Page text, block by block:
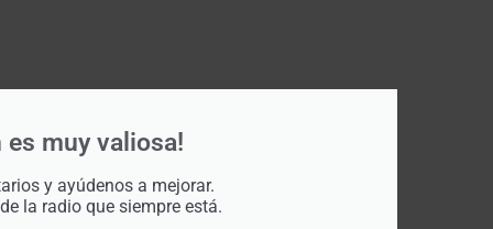
es muy valiosa!
y ayúdenos a mejorar.
la radio que siempre está.